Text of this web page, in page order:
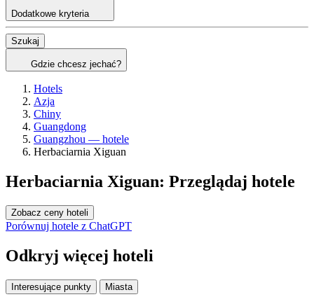
Dodatkowe kryteria
Szukaj
Gdzie chcesz jechać?
Hotels
Azja
Chiny
Guangdong
Guangzhou — hotele
Herbaciarnia Xiguan
Herbaciarnia Xiguan: Przeglądaj hotele
Zobacz ceny hoteli
Porównuj hotele z ChatGPT
Odkryj więcej hoteli
Interesujące punkty Miasta